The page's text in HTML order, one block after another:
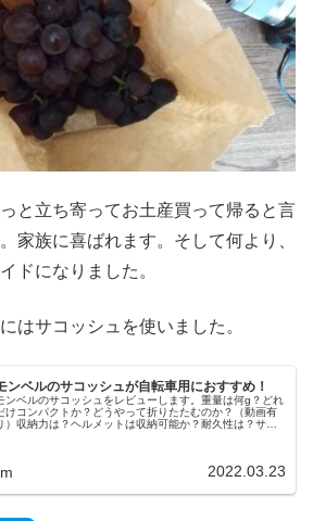
と立ち寄ってお土産買って帰ると言
家族に喜ばれます。そして何より、
ドになりました。
はサコッシュを使いました。
ンベルのサコッシュが自転車用におすすめ！
ンベルのサコッシュをレビューします。重量は何g？どれ
けコンパクトか？どうやって折りたたむのか？（動画有
）収納力は？ヘルメットは収納可能か？耐久性は？サイ
2022.03.23